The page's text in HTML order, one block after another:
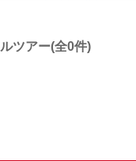
ツアー(全0件)